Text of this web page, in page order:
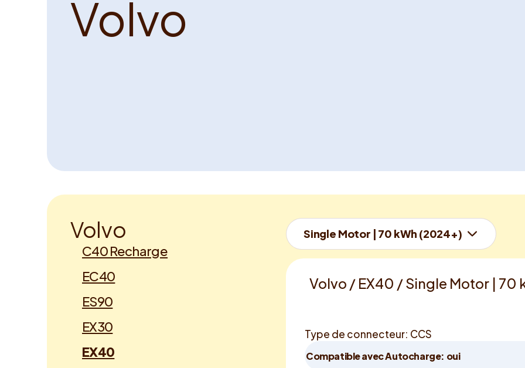
Volvo
Volvo
C40 Recharge
EC40
ES90
EX30
EX40
Single Motor | 70 kWh (2024+)
Volvo / EX40 / Single Motor | 70
Type de connecteur: CCS
Compatible avec Autocharge: oui